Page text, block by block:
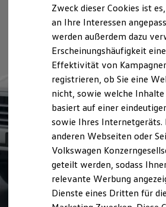
Laden
Laden unterwegs
Laden Zuhause
Ladezeitensimulator
Batterie
Sicherheit
Garantie und
Nachhaltigkeit
Technologie
Kosten und Kauf
Verbrauchskosten
Kaufoptionen
E-Auto-Förderung
Software und Konnektivität
Die ID. Software 6
ID. Software
Digitale Extras
Schnittstellen zu
Zweck dieser Cookies ist
an Ihre Interessen
werden außerdem dazu
Erscheinungshäufigkeit
Effektivität von
registrieren, ob Sie eine
nicht, sowie welche
basiert auf einer
sowie Ihres
anderen Webseiten oder
Volkswagen
geteilt werden, sodass
relevante Werbung
Dienste eines Dritten für